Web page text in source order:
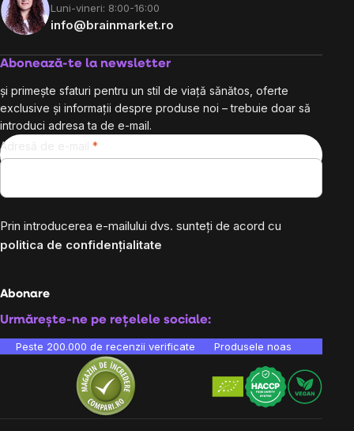
Luni-vineri: 8:00-16:00
info@brainmarket.ro
Abonează-te la newsletter
și primește sfaturi pentru un stil de viață sănătos, oferte
exclusive și informații despre produse noi – trebuie doar să
introduci adresa ta de e-mail.
Adresă de e-mail
Prin introducerea e-mailului dvs. sunteți de acord cu
politica de confidențialitate
Abonare
Urmărește-ne pe rețelele sociale:
Peste 200.000 de recenzii verificate Produsele noastre sunt